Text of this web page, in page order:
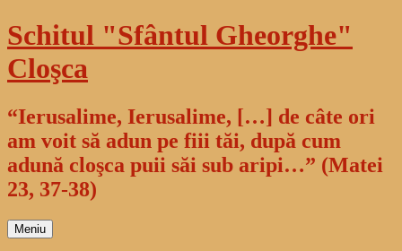
Sari
la
conținut
Schitul "Sfântul Gheorghe"
Cloşca
“Ierusalime, Ierusalime, […] de câte ori
am voit să adun pe fiii tăi, după cum
adună cloşca puii săi sub aripi…” (Matei
23, 37-38)
Meniu